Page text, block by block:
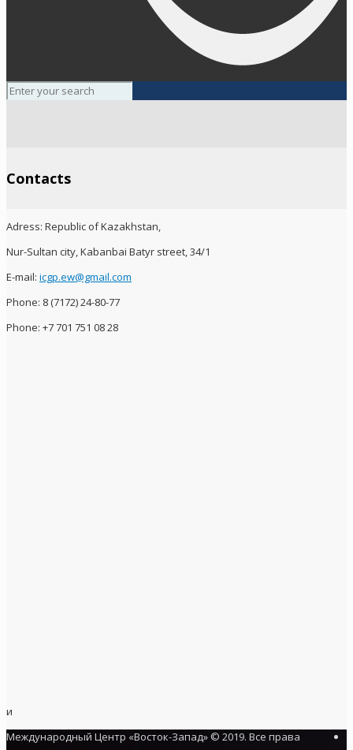
Contacts
Adress: Republic of Kazakhstan,
Nur-Sultan city,Kabanbai Batyr street, 34/1
E-mail: icgp.ew@gmail.com
Phone: 8 (7172) 24-80-77
Phone: +7 701 751 08 28
и
Международный Центр «Восток-Запад» © 2019. Все права